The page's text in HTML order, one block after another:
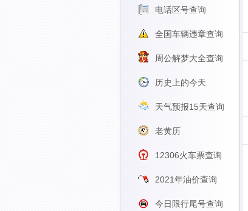
电话区号查询
全国车辆违章查询
周公解梦大全查询
历史上的今天
天气预报15天查询
老黄历
12306火车票查询
2021年油价查询
今日限行尾号查询